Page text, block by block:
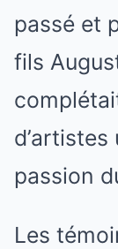
passé et
fils
passion
Les